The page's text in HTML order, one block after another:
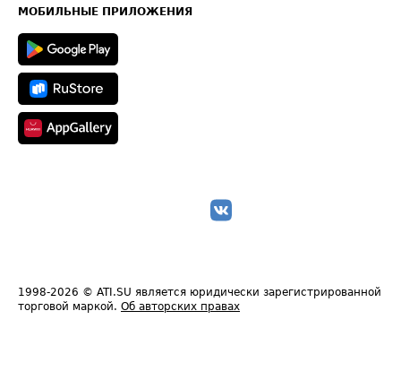
Техническая информация
МОБИЛЬНЫЕ ПРИЛОЖЕНИЯ
1998-2026 © ATI.SU является юридически зарегистрированной
торговой маркой. Об авторских правах